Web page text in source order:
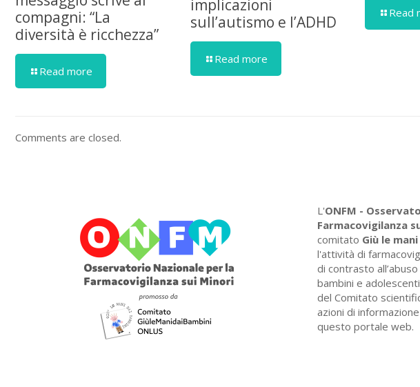
compagni: “La
diversità è ricchezza”
Read more
implicazioni
sull’autismo e l’ADHD
Read more
Read
Comments are closed.
L'ONFM -
Farmacovigilanza
comitato Giù le
l'attività di
di contrasto
bambini e
del Comitato
azioni di
questo portale web.